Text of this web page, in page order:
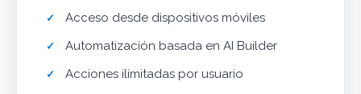
Acceso desde dispositivos móviles
Automatización basada en AI Builder
Acciones ilimitadas por usuario